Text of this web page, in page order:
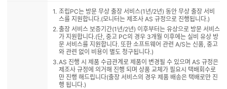
조립PC는 방문 무상 출장 서비스(1년/2년) 동안 무상 출장 서비
스를 지원합니다.(모니터는 제조사 AS 규정으로 진행됩니다.)
출장 서비스 보증기간(1년/2년) 이후부터는 유상으로 방문 서비스
가 지원합니다.(단, 중고 PC의 경우 3개월 이후에는 실비 유상 방
문 서비스를 지원합니다. 또한 소프트웨어 관련 A/S는 신품, 중고
와 관련 없이 비용이 별도 청구됩니다.)
AS 진행 시 제품 수급관계로 제품이 변경될 수 있으며 AS 규정은
제조사 규정에 의거해 진행 되며 상품 교체가 필요시 택배회수로
만 진행 해드립니다(출장 서비스의 경우 제품 배송은 택배로만 진
행 됩니다.)